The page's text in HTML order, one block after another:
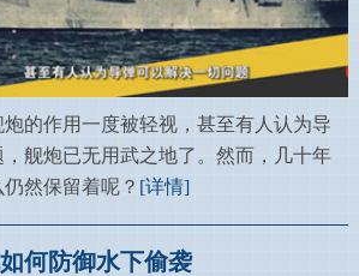
的作用一度被轻视，甚至有人认为导
舰炮已无用武之地了。然而，几十年
然保留着呢？ [详情]
何防御水下偷袭